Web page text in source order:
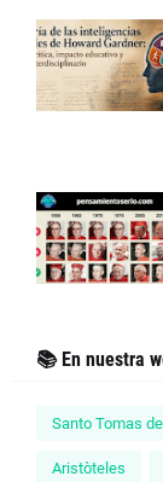
📚 En nuestra
Santo Tomas
Aristòteles